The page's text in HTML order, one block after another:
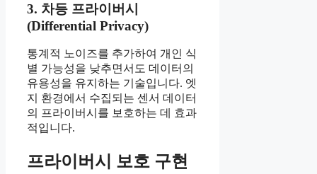
3. 차등 프라이버시
(Differential Privacy)
통계적 노이즈를 추가하여 개인 식
별 가능성을 낮추면서도 데이터의
유용성을 유지하는 기술입니다. 엣
지 환경에서 수집되는 센서 데이터
의 프라이버시를 보호하는 데 효과
적입니다.
프라이버시 보호 구현